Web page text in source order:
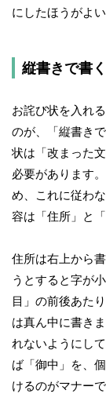
にしたほうがよい
縦書きで書く
お詫び状を入れ
のが、「縦書き
状は「改まった
必要があります
め、これに従わ
容は「住所」と
住所は右上から
うとすると字が
目」の前後あた
は真ん中に書き
れないようにし
ば「御中」を、
けるのがマナーで